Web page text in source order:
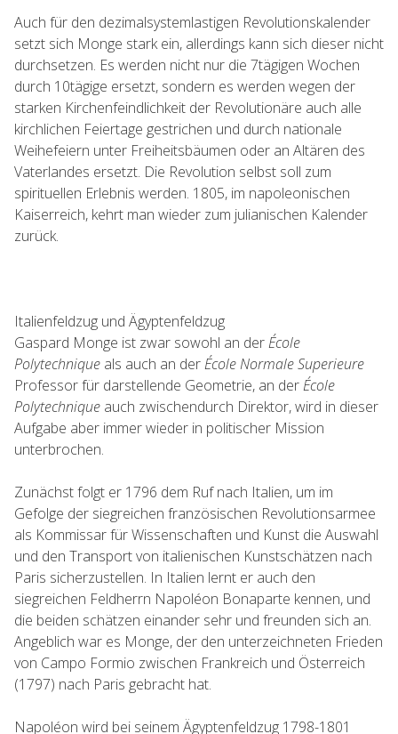
Auch für den dezimalsystemlastigen Revolutionskalender
setzt sich Monge stark ein, allerdings kann sich dieser nicht
durchsetzen. Es werden nicht nur die 7tägigen Wochen
durch 10tägige ersetzt, sondern es werden wegen der
starken Kirchenfeindlichkeit der Revolutionäre auch alle
kirchlichen Feiertage gestrichen und durch nationale
Weihefeiern unter Freiheitsbäumen oder an Altären des
Vaterlandes ersetzt. Die Revolution selbst soll zum
spirituellen Erlebnis werden. 1805, im napoleonischen
Kaiserreich, kehrt man wieder zum julianischen Kalender
zurück.
Italienfeldzug und Ägyptenfeldzug
Gaspard Monge ist zwar sowohl an derÉcole
Polytechnique als auch an derÉcole Normale Superieure
Professor für darstellende Geometrie, an derÉcole
Polytechnique auch zwischendurch Direktor, wird in dieser
Aufgabe aber immer wieder in politischer Mission
unterbrochen.
Zunächst folgt er 1796 dem Ruf nach Italien, um im
Gefolge der siegreichen französischen Revolutionsarmee
als Kommissar für Wissenschaften und Kunst die Auswahl
und den Transport von italienischen Kunstschätzen nach
Paris sicherzustellen. In Italien lernt er auch den
siegreichen Feldherrn Napoléon Bonaparte kennen, und
die beiden schätzen einander sehr und freunden sich an.
Angeblich war es Monge, der den unterzeichneten Frieden
von Campo Formio zwischen Frankreich und Österreich
(1797) nach Paris gebracht hat.
Napoléon wird bei seinem Ägyptenfeldzug 1798-1801